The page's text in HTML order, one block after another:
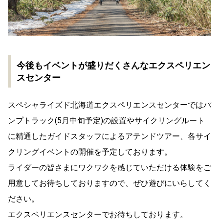
今後もイベントが盛りだくさんなエクスペリエン
スセンター
スペシャライズド北海道エクスペリエンスセンターではパ
ンプトラック(5月中旬予定)の設置やサイクリングルート
に精通したガイドスタッフによるアテンドツアー、各サイ
クリングイベントの開催を予定しております。
ライダーの皆さまにワクワクを感じていただける体験をご
用意してお待ちしておりますので、ぜひ遊びにいらしてく
ださい。
エクスペリエンスセンターでお待ちしております。